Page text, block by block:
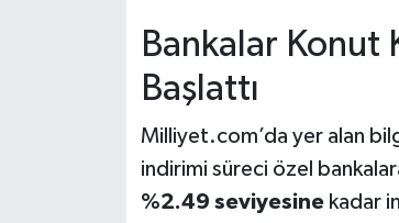
Bankalar Konut
Başlattı
Milliyet.com’da yer alan
indirimi süreci özel
%2.49 seviyesinekadar